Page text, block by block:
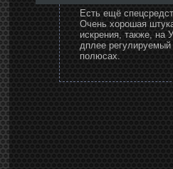
Есть ещё
Очень хорошая
искрения, также, на
дплее регулируемый
полюсах.